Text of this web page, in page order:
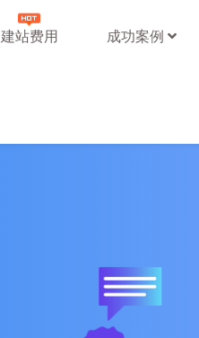
建站费用 成功案例